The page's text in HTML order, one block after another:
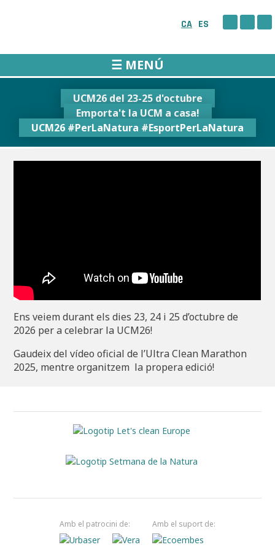
CA ES
☰ MENÚ
UCM26 del 23-25 d'octubre
Emporta't la UCM a casa!
UCM26 #PerLaNatura #EsportPerLaNatura
Ens veiem durant els dies 23, 24 i 25 d’octubre de
2026 per a celebrar la UCM26!
Gaudeix del vídeo oficial de l’Ultra Clean Marathon
2025, mentre organitzem la propera edició!
Amb el patrocini de: Amb el suport de: